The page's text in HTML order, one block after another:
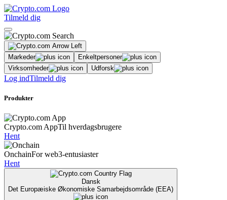
Tilmeld dig
Markeder
Enkeltpersoner
Virksomheder
Udforsk
Log indTilmeld dig
Produkter
Crypto.com AppTil hverdagsbrugere
Hent
OnchainFor web3-entusiaster
Hent
Dansk
Det Europæiske Økonomiske Samarbejdsområde (EEA)